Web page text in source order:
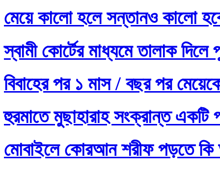
মেয়ে কালো হলে সন্তানও কালো
স্বামী কোর্টের মাধ্যমে তালাক দিলে
বিবাহের পর ১ মাস / বছর পর
হুরমাতে মুছাহারাহ সংক্রান্ত
মোবাইলে কোরআন শরীফ পড়তে